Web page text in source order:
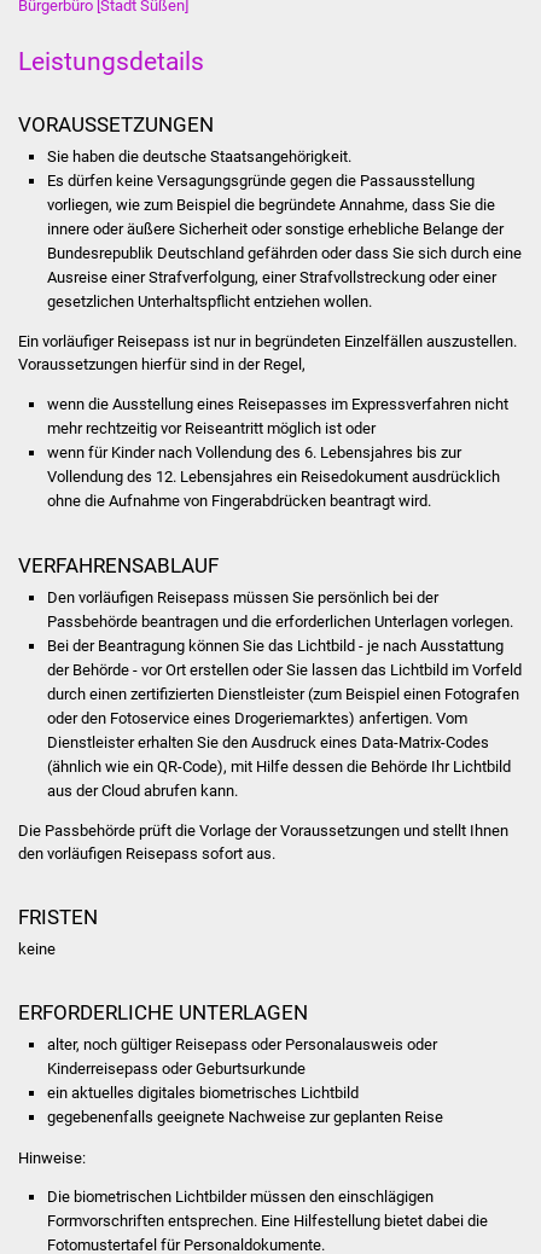
Bürger & Service
Was erledige ich wo
Dienstleistungen
Lebenslagen
Bürgerinfos
Bildung
Kindergärten
Kolping-Musikschule
Volkshochschule
Kirchen
Fachteam Jugend
Kinder- und
Familienzentrum
Suenergie
Bürgerbüro [Stadt Süßen]
Leistungsdetails
VORAUSSETZUNGEN
Sie haben die deutsche Staatsangehörigkeit.
Es dürfen keine Versagungsgründe gegen die Passausstellung
vorliegen, wie zum Beispiel die begründete Annahme, dass Sie die
innere oder äußere Sicherheit oder sonstige erhebliche Belange der
Bundesrepublik Deutschland gefährden oderdass Sie sich durch eine
Ausreise einer Strafverfolgung, einer Strafvollstreckung oder einer
gesetzlichen Unterhaltspflicht entziehen wollen.
Ein vorläufiger Reisepass ist nur in begründeten Einzelfällen auszustellen.
Voraussetzungen hierfür sind in der Regel,
wenn die Ausstellung eines Reisepasses im Expressverfahren nicht
mehr rechtzeitig vor Reiseantritt möglich ist oder
wenn für Kinder nach Vollendung des 6. Lebensjahres bis zur
Vollendung des 12. Lebensjahres ein Reisedokument ausdrücklich
ohne die Aufnahme von Fingerabdrücken beantragt wird.
VERFAHRENSABLAUF
Den vorläufigen Reisepass müssen Sie persönlich bei der
Passbehörde beantragen und die erforderlichen Unterlagen vorlegen.
Bei der Beantragung können Sie das Lichtbild - je nach Ausstattung
der Behörde - vor Ort erstellen oder Sie lassen das Lichtbild im Vorfeld
durch einen zertifizierten Dienstleister (zum Beispiel einen Fotografen
oder den Fotoservice eines Drogeriemarktes) anfertigen. Vom
Dienstleister erhalten Sie den Ausdruck eines Data-Matrix-Codes
(ähnlich wie ein QR-Code), mit Hilfe dessen die Behörde Ihr Lichtbild
aus der Cloud abrufen kann.
Die Passbehörde prüft die Vorlage der Voraussetzungen und stellt Ihnen
den vorläufigen Reisepass sofort aus.
FRISTEN
keine
ERFORDERLICHE UNTERLAGEN
alter, noch gültiger Reisepass oder Personalausweis oder
Kinderreisepass oder Geburtsurkunde
ein aktuelles digitales biometrisches Lichtbild
gegebenenfalls geeignete Nachweise zur geplanten Reise
Hinweise:
Die biometrischen Lichtbilder müssen den einschlägigen
Formvorschriften entsprechen. Eine Hilfestellung bietet dabei die
Fotomustertafel für Personaldokumente.